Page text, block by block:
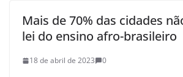
Mais de 70% das cidades
lei do ensino afro-brasileiro
18 de abril de 2023 0